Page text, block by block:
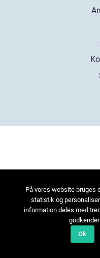
På vores website bruges
statistik og
information deles med
Ok